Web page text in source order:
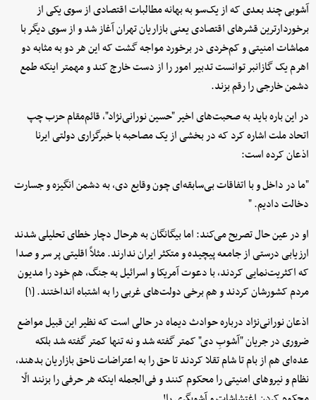
آشوبی چند بعدی که از یک‌سو به بهانه مطالبات اقتصادی از سوی یکی از
برخوردارترین قشرهای اقتصادی یعنی بازاریان تهران آغاز شد و از سوی دیگر با
مماشات امنیتی و کم‌خردی در برخورد مواجه گشت که این هر دو به مثابه دو
اهرم یک گازانبر توانست تدبیر امور را از دست خارج کند و مهمتر اینکه طمع
دشمن خارجی را رقم بزند.
در این باره باید به صحبت‌های اخیر "حسین نورانی‌نژاد"، قائم‌مقام حزب چپ
اتحاد ملت اشاره کرد که در بخشی از یک مصاحبه با خبرگزاری دولتی ایرنا
اذعان کرده است:
"ما در داخل و با اتفاقات بی‌سابقه‌ای چون وقایع دی، به دشمن انگیزه و جسارت
دخالت دادیم. "
او در عین حال تصریح می‌کند: اما بیگانگان به هرحال دچار خطای تحلیلی شدند
ارزیابی درستی از جامعه پیچیده و متکثر ایران ندارند. مثلاً اقلیتی پر سر و صدا
که اکثریت‌نمایی کردند، با دعوت آمریکا و اسرائیل به جنگ، هم خود را مدیون
مردم کشورشان کردند و هم برخی دولت‌های غربی را به اشتباه انداختند. [۱]
اذعان نورانی‌نژاد درباره حوادث دیماه در حالی است که نظیر این قبیل مواضع
ضروری در جریان "آشوبِ دی" کمتر گفته شد و نه تنها کمتر گفته شد بلکه
عده‌ای هم از بام تا شام تقلا کردند تا حق را به اعتراضات ناحق بازاریان بدهند، ‌
نظام و نیروهای امنیتی را محکوم کنند و فی‌الجمله اینکه هر حرفی را بزنند الّا